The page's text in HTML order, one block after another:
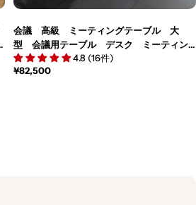
会議 高級 ミーティングテーブル 大
型 会議用テーブル デスク ミーティン
グデスク 事務机 カスタマイズ可能
BGZ-M-010
4.8 (16件)
通
¥82,500